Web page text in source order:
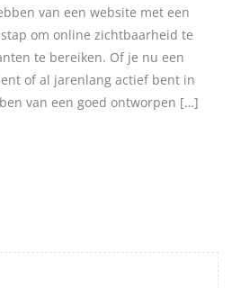
van een website met een
om online zichtbaarheid te
te bereiken. Of je nu een
of al jarenlang actief bent in
van een goed ontworpen […]